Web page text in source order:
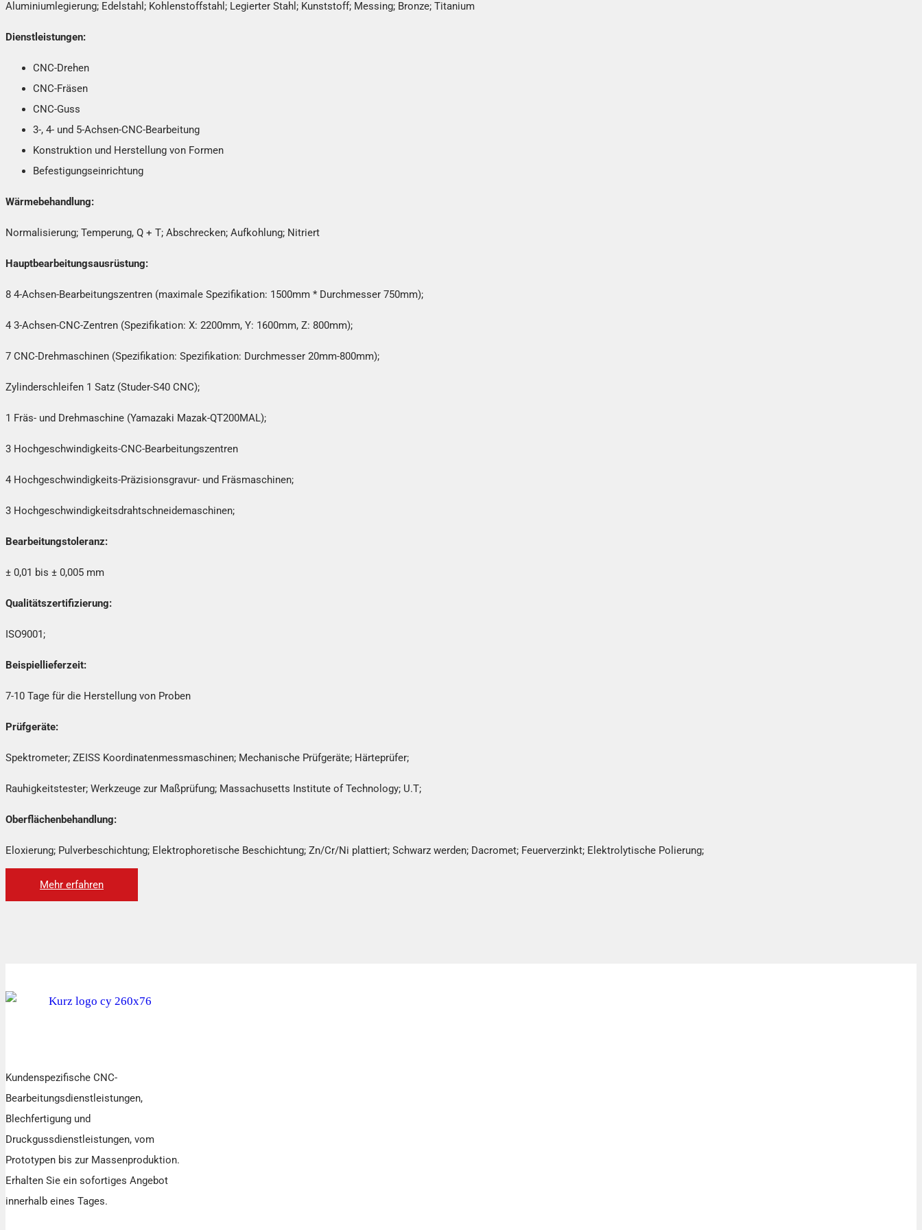
Aluminiumlegierung; Edelstahl; Kohlenstoffstahl; Legierter Stahl; Kunststoff; Messing; Bronze; Titanium
Dienstleistungen:
CNC-Drehen
CNC-Fräsen
CNC-Guss
3-, 4- und 5-Achsen-CNC-Bearbeitung
Konstruktion und Herstellung von Formen
Befestigungseinrichtung
Wärmebehandlung:
Normalisierung; Temperung, Q + T; Abschrecken; Aufkohlung; Nitriert
Hauptbearbeitungsausrüstung:
8 4-Achsen-Bearbeitungszentren (maximale Spezifikation: 1500mm * Durchmesser 750mm);
4 3-Achsen-CNC-Zentren (Spezifikation: X: 2200mm, Y: 1600mm, Z: 800mm);
7 CNC-Drehmaschinen (Spezifikation: Spezifikation: Durchmesser 20mm-800mm);
Zylinderschleifen 1 Satz (Studer-S40 CNC);
1 Fräs- und Drehmaschine (Yamazaki Mazak-QT200MAL);
3 Hochgeschwindigkeits-CNC-Bearbeitungszentren
4 Hochgeschwindigkeits-Präzisionsgravur- und Fräsmaschinen;
3 Hochgeschwindigkeitsdrahtschneidemaschinen;
Bearbeitungstoleranz:
± 0,01 bis ± 0,005 mm
Qualitätszertifizierung:
ISO9001;
Beispiellieferzeit:
7-10 Tage für die Herstellung von Proben
Prüfgeräte:
Spektrometer; ZEISS Koordinatenmessmaschinen; Mechanische Prüfgeräte; Härteprüfer;
Rauhigkeitstester; Werkzeuge zur Maßprüfung; Massachusetts Institute of Technology; U.T;
Oberflächenbehandlung:
Eloxierung; Pulverbeschichtung; Elektrophoretische Beschichtung; Zn/Cr/Ni plattiert; Schwarz werden; Dacromet; Feuerverzinkt; Elektrolytische Polierung;
Mehr erfahren
Kundenspezifische CNC-
Bearbeitungsdienstleistungen,
Blechfertigung und
Druckgussdienstleistungen, vom
Prototypen bis zur Massenproduktion.
Erhalten Sie ein sofortiges Angebot
innerhalb eines Tages.